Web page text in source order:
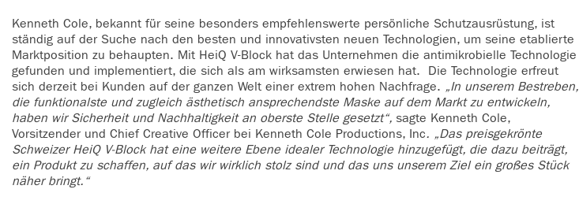
Kenneth Cole, bekannt für seine besonders empfehlenswerte persönliche Schutzausrüstung, ist
ständig auf der Suche nach den besten und innovativsten neuen Technologien, um seine etablierte
Marktposition zu behaupten. Mit HeiQ V-Block hat das Unternehmen die antimikrobielle Technologie
gefunden und implementiert, die sich als am wirksamsten erwiesen hat. Die Technologie erfreut
sich derzeit bei Kunden auf der ganzen Welt einer extrem hohen Nachfrage. „In unserem Bestreben,
die funktionalste und zugleich ästhetisch ansprechendste Maske auf dem Markt zu entwickeln,
haben wir Sicherheit und Nachhaltigkeit an oberste Stelle gesetzt“, sagte Kenneth Cole,
Vorsitzender und Chief Creative Officer bei Kenneth Cole Productions, Inc. „Das preisgekrönte
Schweizer HeiQ V-Block hat eine weitere Ebene idealer Technologie hinzugefügt, die dazu beiträgt,
ein Produkt zu schaffen, auf das wir wirklich stolz sind und das uns unserem Ziel ein großes Stück
näher bringt.“